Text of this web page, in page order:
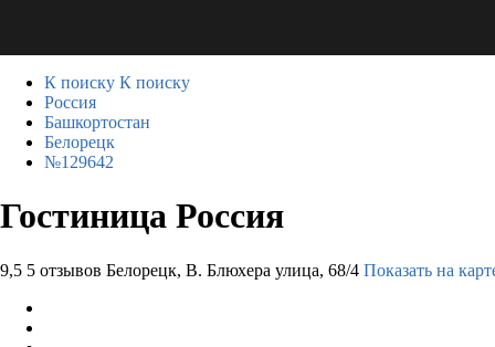
К поиску К поиску
Россия
Башкортостан
Белорецк
№129642
Гостиница Россия
9,5 5 отзывов Белорецк, В. Блюхера улица, 68/4 Показать на